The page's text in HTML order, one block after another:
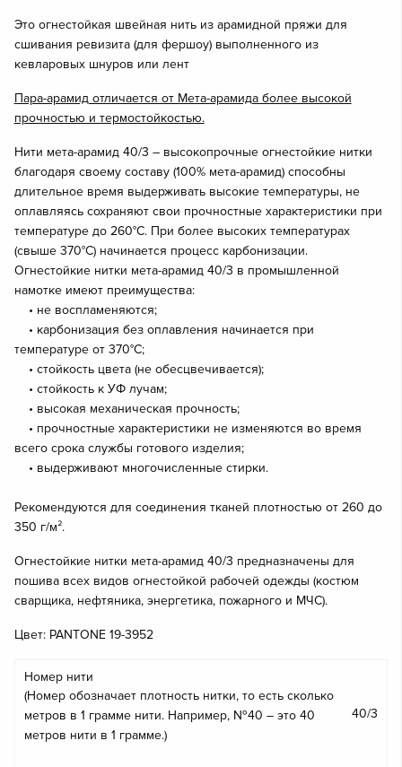
Это огнестойкая швейная нить из арамидной пряжи для
сшивания ревизита (для фершоу) выполненного из
кевларовых шнуров или лент
Пара-арамид отличается от Мета-арамида более высокой
прочностью и термостойкостью.
Нити мета-арамид 40/3 – высокопрочные огнестойкие нитки
благодаря своему составу (100% мета-арамид) способны
длительное время выдерживать высокие температуры, не
оплавляясь сохраняют свои прочностные характеристики при
температуре до 260°С. При более высоких температурах
(свыше 370°С) начинается процесс карбонизации.
Огнестойкие нитки мета-арамид 40/3 в промышленной
намотке имеют преимущества:
• не воспламеняются;
• карбонизация без оплавления начинается при
температуре от 370°С;
• стойкость цвета (не обесцвечивается);
• стойкость к УФ лучам;
• высокая механическая прочность;
• прочностные характеристики не изменяются во время
всего срока службы готового изделия;
• выдерживают многочисленные стирки.
Рекомендуются для соединения тканей плотностью от 260 до
350 г/м².
Огнестойкие нитки мета-арамид 40/3 предназначены для
пошива всех видов огнестойкой рабочей одежды (костюм
сварщика, нефтяника, энергетика, пожарного и МЧС).
Цвет: PANTONE 19-3952
Номер нити
(Номер обозначает плотность нитки, то есть сколько
метров в 1 грамме нити. Например, №40 – это 40
метров нити в 1 грамме.)
40/3